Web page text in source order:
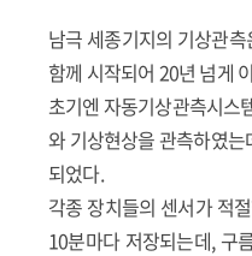
남극 세종기지의 기상관
함께 시작되어 20년 넘게
초기엔 자동기상관측시스
와 기상현상을 관측하였
되었다.
각종 장치들의 센서가 적
10분마다 저장되는데, 구